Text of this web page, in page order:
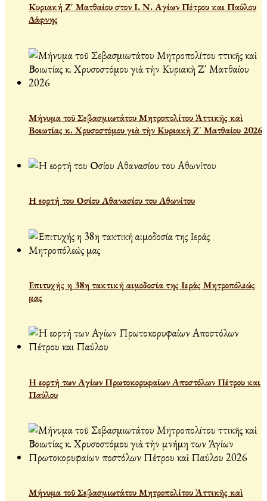
Κυριακή Ζ' Ματθαίου στον Ι. Ν. Αγίων Πέτρου και Παύλου
Δάφνης
Μήνυμα τοῦ Σεβασμιωτάτου Μητροπολίτου Ἀττικῆς καὶ
Βοιωτίας κ. Χρυσοστόμου γιὰ τὴν Κυριακὴ Ζ΄ Ματθαίου 2026
Η εορτή του Οσίου Αθανασίου του Αθωνίτου
Επιτυχής η 38η τακτική αιμοδοσία της Ιεράς Μητροπόλεώς
μας
Η εορτή των Αγίων Πρωτοκορυφαίων Αποστόλων Πέτρου και
Παύλου
Μήνυμα τοῦ Σεβασμιωτάτου Μητροπολίτου Ἀττικῆς καὶ